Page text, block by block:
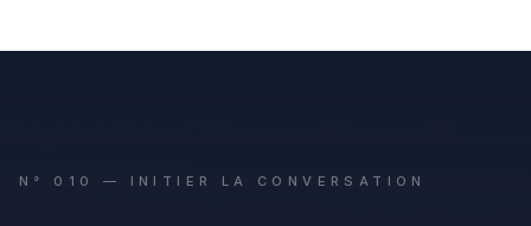
N° 010 — INITIER LA CONVERSATION